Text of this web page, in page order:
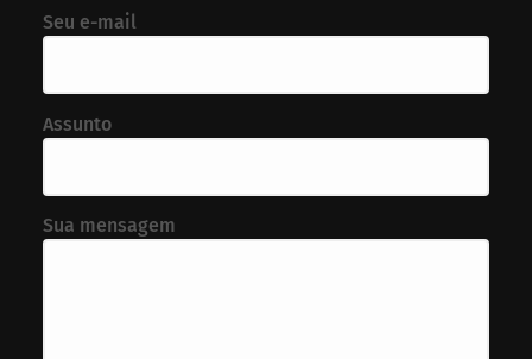
Seu e-mail
Assunto
Sua mensagem